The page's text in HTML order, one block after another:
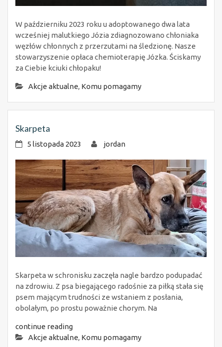
W październiku 2023 roku u adoptowanego dwa lata
wcześniej malutkiego Józia zdiagnozowano chłoniaka
węzłów chłonnych z przerzutami na śledzionę. Nasze
stowarzyszenie opłaca chemioterapię Józka. Ściskamy
za Ciebie kciuki chłopaku!
Akcje aktualne, Komu pomagamy
Skarpeta
5 listopada 2023 jordan
Skarpeta w schronisku zaczęła nagle bardzo podupadać
na zdrowiu. Z psa biegającego radośnie za piłką stała się
psem mającym trudności ze wstaniem z posłania,
obolałym, po prostu poważnie chorym. Na
continue reading
Akcje aktualne, Komu pomagamy